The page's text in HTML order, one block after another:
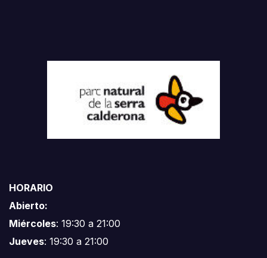
HORARIO
Abierto:
Miércoles: 19:30 a 21:00
Jueves: 19:30 a 21:00